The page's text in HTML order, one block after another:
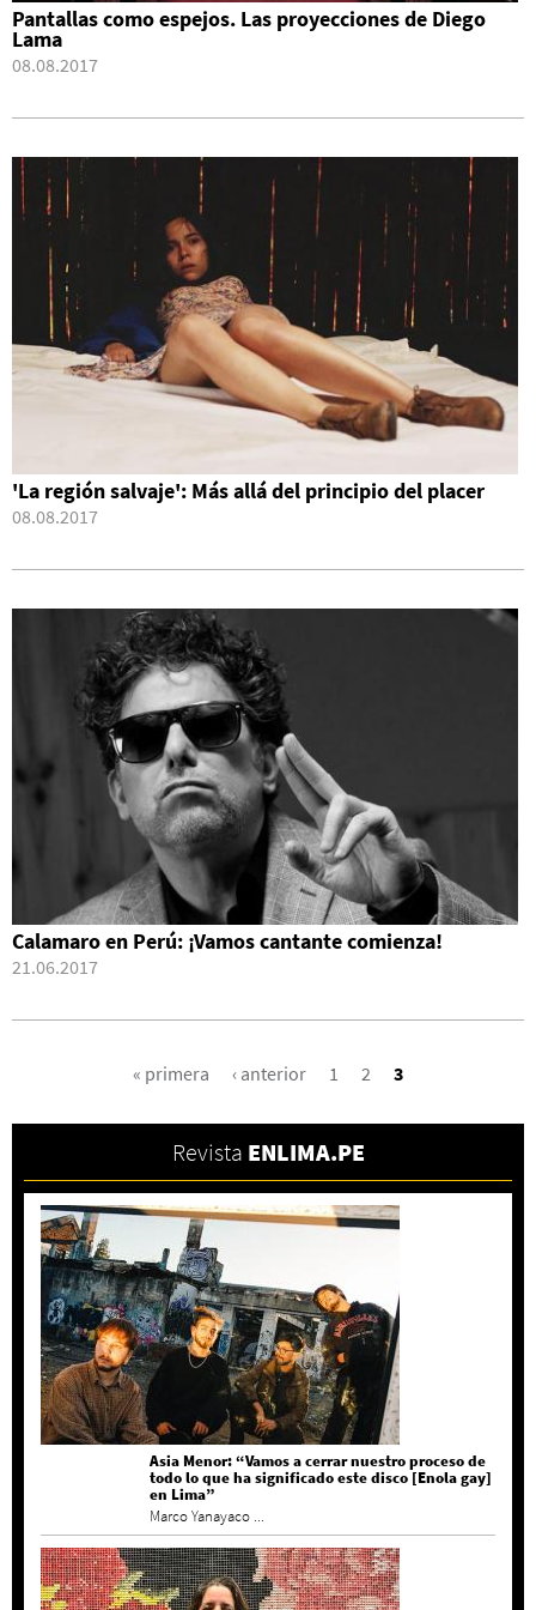
Pantallas como espejos. Las proyecciones de Diego
Lama
08.08.2017
'La región salvaje': Más allá del principio del placer
08.08.2017
Calamaro en Perú: ¡Vamos cantante comienza!
21.06.2017
« primera ‹ anterior 1 2 3
Revista ENLIMA.PE
Asia Menor: “Vamos a cerrar nuestro proceso de
todo lo que ha significado este disco [Enola gay]
en Lima”
Marco Yanayaco ...